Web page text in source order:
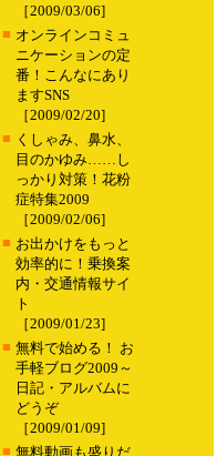
［2009/03/06]
■ オンラインコミュ
ニケーションの定
番！こんなにあり
ますSNS
［2009/02/20]
■ くしゃみ、鼻水、
目のかゆみ……し
っかり対策！花粉
症特集2009
［2009/02/06]
■ お出かけをもっと
効率的に！乗換案
内・交通情報サイ
ト
［2009/01/23]
■ 無料で始める！ お
手軽ブログ2009～
日記・アルバムに
どうぞ
［2009/01/09]
■ 無料動画も盛りだ